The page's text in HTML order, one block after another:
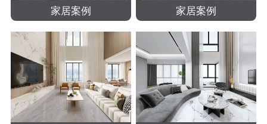
家居案例 家居案例